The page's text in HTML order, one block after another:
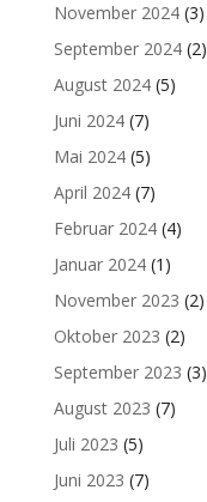
November 2024(3)
September 2024(2)
August 2024(5)
Juni 2024(7)
Mai 2024(5)
April 2024(7)
Februar 2024(4)
Januar 2024(1)
November 2023 (2)
Oktober 2023 (2)
September 2023 (3)
August 2023 (7)
Juli 2023 (5)
Juni 2023 (7)